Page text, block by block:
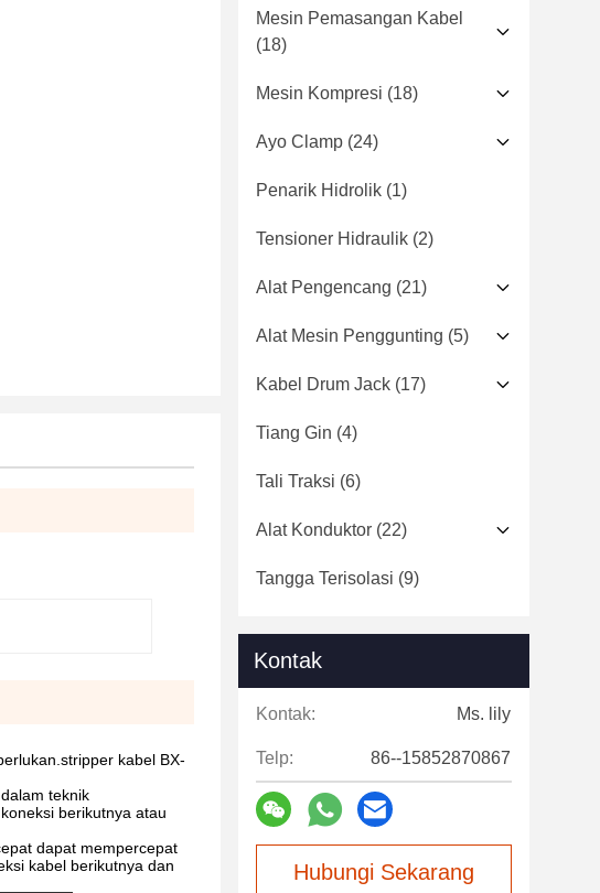
kabel BX-
teknik
berikutnya atau
dapat mempercepat
kabel berikutnya dan
Mesin Pemasangan Kabel
(18)
Mesin Kompresi (18)
Ayo Clamp (24)
Penarik Hidrolik (1)
Tensioner Hidraulik (2)
Alat Pengencang (21)
Alat Mesin Penggunting (5)
Kabel Drum Jack (17)
Tiang Gin (4)
Tali Traksi (6)
Alat Konduktor (22)
Tangga Terisolasi (9)
Kontak
Kontak: Ms. lily
Telp: 86--15852870867
Hubungi Sekarang